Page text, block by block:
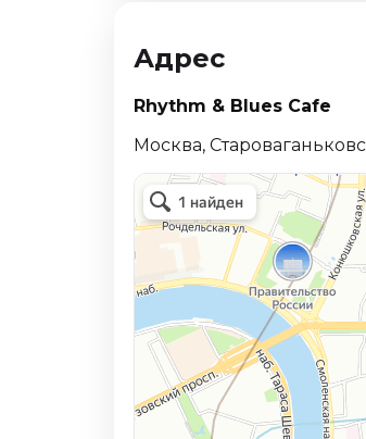
Адрес
Rhythm & Blues Cafe
Москва,